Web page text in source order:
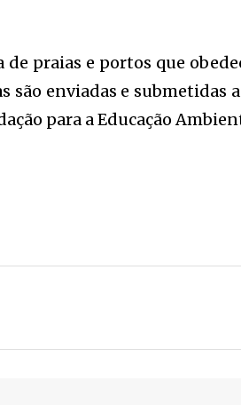
praias e portos que
são enviadas e submetidas
para a Educação